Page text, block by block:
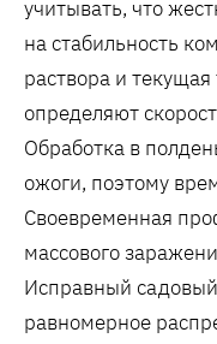
учитывать, что
на стабильность
раствора и
определяют
Обработка в
ожоги, поэтому
Своевременная
массового
Исправный
равномерное